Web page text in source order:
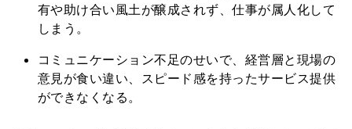
有や助け合い風土が醸成されず、仕事が属人化して
しまう。
コミュニケーション不足のせいで、経営層と現場の
意見が食い違い、スピード感を持ったサービス提供
ができなくなる。